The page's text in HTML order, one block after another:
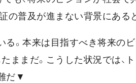
の普及が進まない背景にある
。本来は目指すべき将来の
ままだ。こうした状況では、
だ▼